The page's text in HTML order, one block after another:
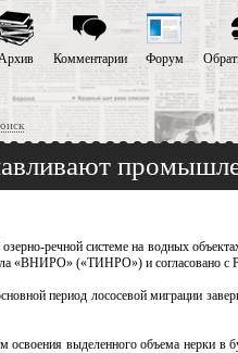
Комментарии Форум
речной системе на водных
«ВНИРО» («ТИНРО») и согласовано
период лососевой миграции
выделенного объема нерки в